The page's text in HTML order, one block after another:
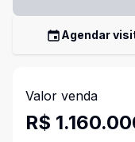
Agendar
Valor venda
R$